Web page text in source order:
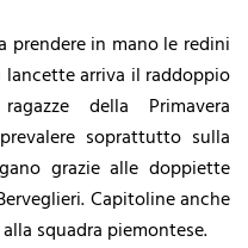
prendere in mano le redini
arriva il raddoppio
della Primavera
soprattutto sulla
grazie alle doppiette
Capitoline anche
squadra piemontese.